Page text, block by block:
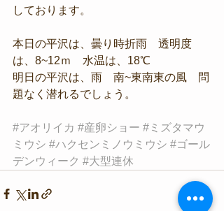
しております。
本日の平沢は、曇り時折雨　透明度
は、8~12ｍ　水温は、18℃
明日の平沢は、雨　南~東南東の風　問
題なく潜れるでしょう。
#アオリイカ #産卵ショー #ミズタマウ
ミウシ #ハクセンミノウミウシ #ゴール
デンウィーク #大型連休